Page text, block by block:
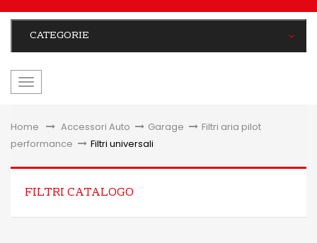
CATEGORIE
navigazione
Home &gt;Accessori Auto > Garage >
Filtri aria pilot
performance > Filtri universali
FILTRI CATALOGO